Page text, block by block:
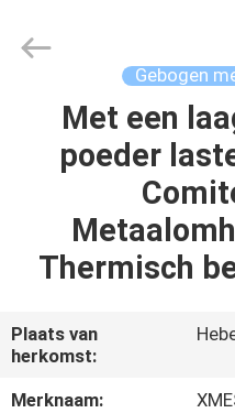
HUIS
PRODUCTEN
ONGEVEER
FABRIEKSREIS
Gebogen
Met een
poeder
Thermisch
Plaats van
herkomst:
Merknaam: